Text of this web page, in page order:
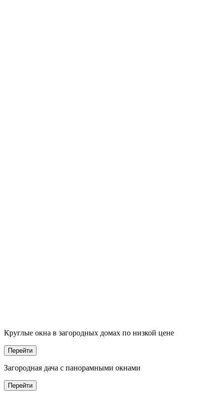
Круглые окна в загородных домах по низкой цене
Перейти
Загородная дача с панорамными окнами
Перейти